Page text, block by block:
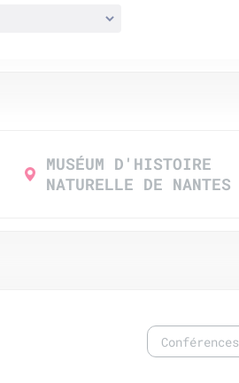
MUSÉUM D'HISTOIRE
NATURELLE DE NANTES
Conférences